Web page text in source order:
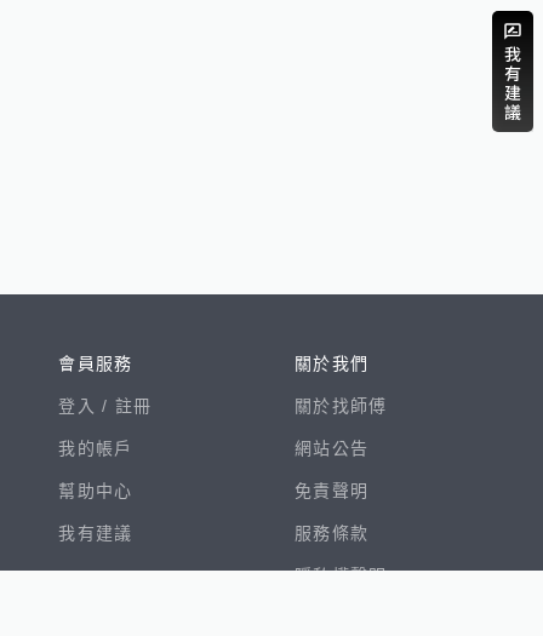
會員服務
登入 / 註冊
我的帳戶
幫助中心
我有建議
關於我們
關於找師傅
網站公告
免責聲明
服務條款
隱私權聲明